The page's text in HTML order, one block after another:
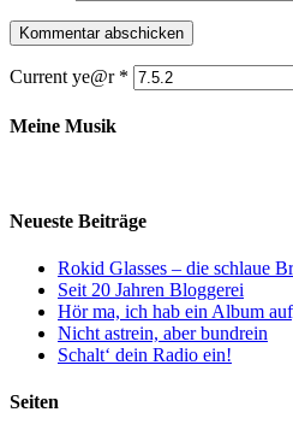
Current ye@r *
Meine Musik
Neueste Beiträge
Rokid Glasses – die schlaue
Seit 20 Jahren Bloggerei
Hör ma, ich hab ein Album
Nicht astrein, aber bundrein
Schalt‘ dein Radio ein!
Seiten